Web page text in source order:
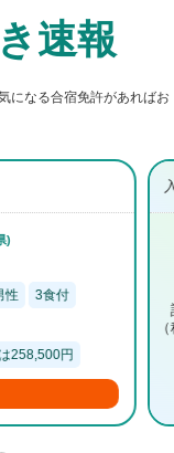
速報
になる合宿免許があればお
3食付
円